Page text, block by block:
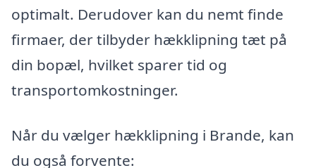
optimalt. Derudover kan du nemt finde
firmaer, der tilbyder hækklipning tæt på
din bopæl, hvilket sparer tid og
transportomkostninger.
Når du vælger hækklipning i Brande, kan
du også forvente: